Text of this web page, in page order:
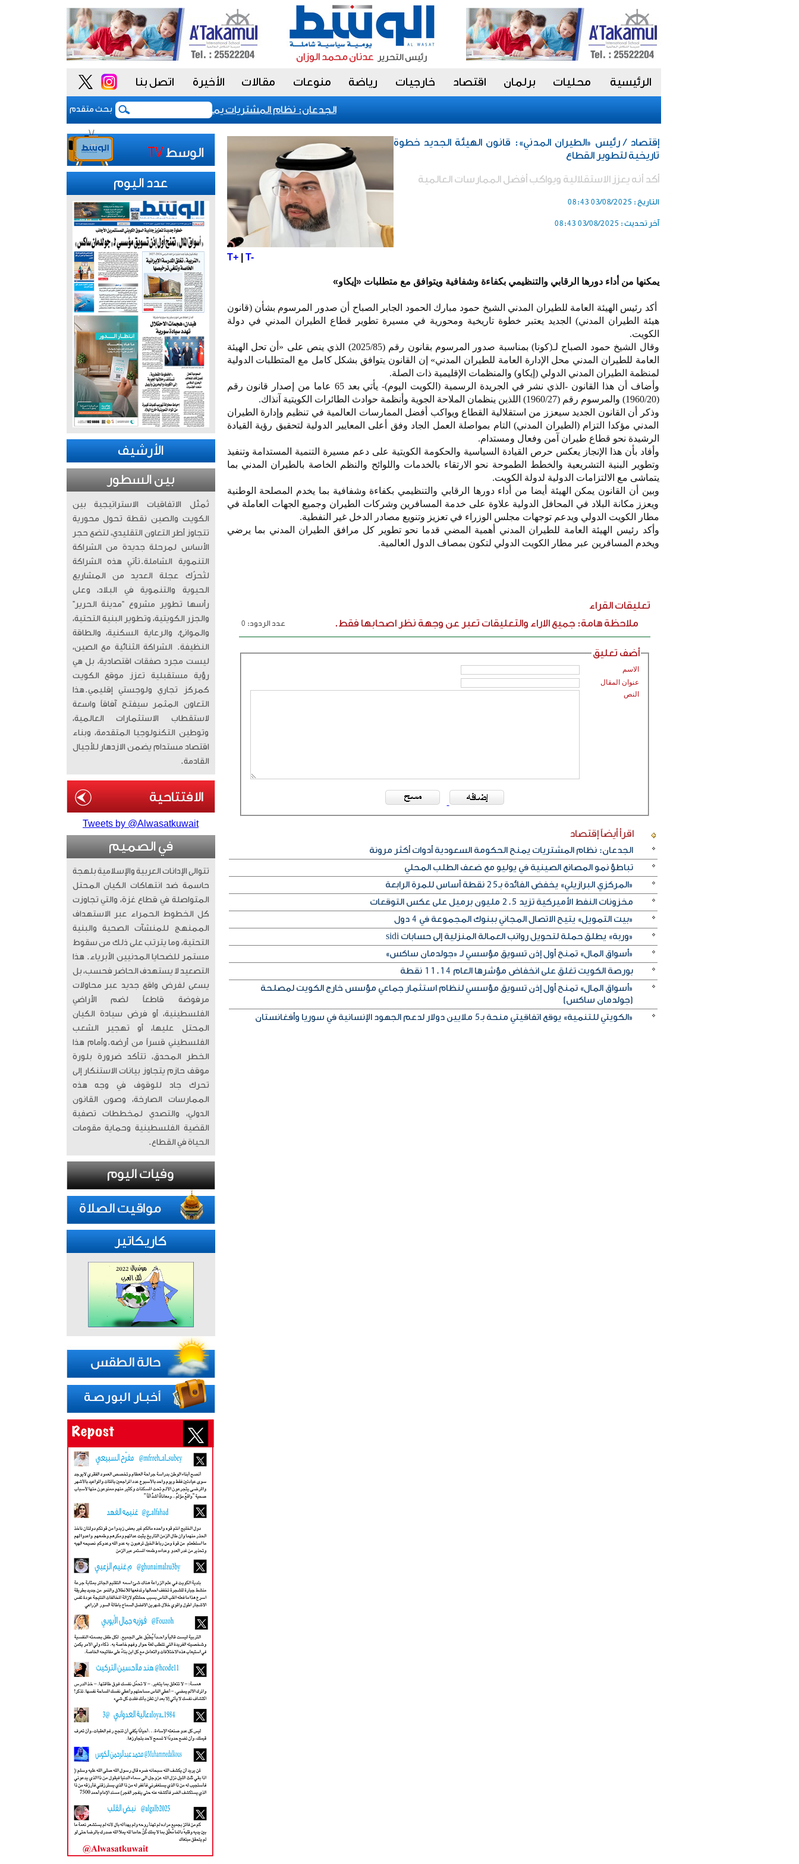
الرئيسية محليات برلمان اقتصاد خارجيات رياضة منوعات مقالات الأخيرة اتصل بنا
بحث متقدم
الجدعان: نظام المشتريات يمنح الحكومة السعودية أدوات أكثر مرونة
إقتصاد / رئيس «الطيران المدني»: قانون الهيئة الجديد خطوة
تاريخية لتطوير القطاع
أكد أنه يعزز الاستقلالية ويواكب أفضل الممارسات العالمية
التاريخ : 03/08/2025 08:43
آخر تحديث : 03/08/2025 08:43
T+| T-
يمكنها من أداء دورها الرقابي والتنظيمي بكفاءة وشفافية ويتوافق مع متطلبات «إيكاو»
أكد رئيس الهيئة العامة للطيران المدني الشيخ حمود مبارك الحمود الجابر الصباح أن صدور المرسوم بشأن (قانون
هيئة الطيران المدني) الجديد يعتبر خطوة تاريخية ومحورية في مسيرة تطوير قطاع الطيران المدني في دولة
الكويت.
وقال الشيخ حمود الصباح لـ(كونا) بمناسبة صدور المرسوم بقانون رقم (2025/85) الذي ينص على «أن تحل الهيئة
العامة للطيران المدني محل الإدارة العامة للطيران المدني» إن القانون يتوافق بشكل كامل مع المتطلبات الدولية
لمنظمة الطيران المدني الدولي (إيكاو) والمنظمات الإقليمية ذات الصلة.
وأضاف أن هذا القانون -الذي نشر في الجريدة الرسمية (الكويت اليوم)- يأتي بعد 65 عاما من إصدار قانون رقم
(1960/20) والمرسوم رقم (1960/27) اللذين ينظمان الملاحة الجوية وأنظمة حوادث الطائرات الكويتية آنذاك.
وذكر أن القانون الجديد سيعزز من استقلالية القطاع ويواكب أفضل الممارسات العالمية في تنظيم وإدارة الطيران
المدني مؤكدا التزام (الطيران المدني) التام بمواصلة العمل الجاد وفق أعلى المعايير الدولية لتحقيق رؤية القيادة
الرشيدة نحو قطاع طيران آمن وفعال ومستدام.
وأفاد بأن هذا الإنجاز يعكس حرص القيادة السياسية والحكومة الكويتية على دعم مسيرة التنمية المستدامة وتنفيذ
وتطوير البنية التشريعية والخطط الطموحة نحو الارتقاء بالخدمات واللوائح والنظم الخاصة بالطيران المدني بما
يتماشى مع الالتزامات الدولية لدولة الكويت.
وبين أن القانون يمكن الهيئة أيضا من أداء دورها الرقابي والتنظيمي بكفاءة وشفافية بما يخدم المصلحة الوطنية
ويعزز مكانة البلاد في المحافل الدولية علاوة على خدمة المسافرين وشركات الطيران وجميع الجهات العاملة في
مطار الكويت الدولي ويدعم توجهات مجلس الوزراء في تعزيز وتنويع مصادر الدخل غير النفطية.
وأكد رئيس الهيئة العامة للطيران المدني أهمية المضي قدما نحو تطوير كل مرافق الطيران المدني بما يرضي
ويخدم المسافرين عبر مطار الكويت الدولي لتكون بمصاف الدول العالمية.
تعليقات القراء
ملاحظة هامة: جميع الاراء والتعليقات تعبر عن وجهة نظر اصحابها فقط.
عدد الردود: 0
أضف تعليق
الاسم
عنوان المقال
النص
اقرأ أيضاًإقتصاد
الجدعان: نظام المشتريات يمنح الحكومة السعودية أدوات أكثر مرونة
تباطؤ نمو المصانع الصينية في يوليو مع ضعف الطلب المحلي
«المركزي البرازيلي» يخفض الفائدة بـ25 نقطة أساس للمرة الرابعة
مخزونات النفط الأميركية تزيد 2.5 مليون برميل على عكس التوقعات
«بيت التمويل» يتيح الاتصال المجاني ببنوك المجموعة في 4 دول
«وربة» يطلق حملة لتحويل رواتب العمالة المنزلية إلى حسابات sidi
«أسواق المال» تمنح أول إذن تسويق مؤسسي لـ «جولدمان ساكس»
بورصة الكويت تغلق على انخفاض مؤشرها العام 11.14 نقطة
«أسواق المال» تمنح أول إذن تسويق مؤسسي لنظام استثمار جماعي مؤسس خارج الكويت لمصلحة
(جولدمان ساكس)
«الكويتي للتنمية» يوقع اتفاقيتي منحة بـ5 ملايين دولار لدعم الجهود الإنسانية في سوريا وأفغانستان
عدد اليوم
الأرشيف
بين السطور
تُمثّل الاتفاقيات الاستراتيجية بين
الكويت والصين نقطة تحول محورية
تتجاوز أطر التعاون التقليدي، لتضع حجر
الأساس لمرحلة جديدة من الشراكة
التنموية الشاملة. ​تأتي هذه الشراكة
لتُحرّك عجلة العديد من المشاريع
الحيوية والتنموية في البلاد، وعلى
رأسها تطوير مشروع “مدينة الحرير”
والجزر الكويتية، وتطوير البنية التحتية،
والموانئ، والرعاية السكنية، والطاقة
النظيفة. الشراكة الثنائية مع الصين،
ليست مجرد صفقات اقتصادية، بل هي
رؤية مستقبلية تعزز موقع الكويت
كمركز تجاري ولوجستي إقليمي. ​هذا
التعاون المثمر سيفتح آفاقاً واسعة
لاستقطاب الاستثمارات العالمية،
وتوطين التكنولوجيا المتقدمة، وبناء
اقتصاد مستدام يضمن الازدهار للأجيال
القادمة.
Tweets by @Alwasatkuwait
في الصميم
تتوالى الإدانات العربية والإسلامية بلهجة
حاسمة ضد انتهاكات الكيان المحتل
المتواصلة في قطاع غزة، والتي تجاوزت
كل الخطوط الحمراء عبر الاستهداف
الممنهج للمنشآت الصحية والبنية
التحتية، وما يترتب على ذلك من سقوط
مستمر للضحايا المدنيين الأبرياء. ​ هذا
التصعيد لا يستهدف الحاضر فحسب، بل
يسعى لفرض واقع جديد عبر محاولات
مرفوضة قاطعاً لضم الأراضي
الفلسطينية، أو فرض سيادة الكيان
المحتل عليها، أو تهجير الشعب
الفلسطيني قسراً من أرضه. ​وأمام هذا
الخطر المحدق، تتأكد ضرورة بلورة
موقف حازم يتجاوز بيانات الاستنكار إلى
تحرك جاد للوقوف في وجه هذه
الممارسات الصارخة، وصون القانون
الدولي، والتصدي لمخططات تصفية
القضية الفلسطينية وحماية مقومات
الحياة في القطاع.
كاريكاتير